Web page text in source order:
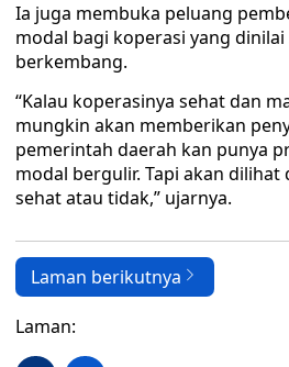
Ia juga membuka peluang
modal bagi koperasi yang
berkembang.
“Kalau koperasinya sehat dan
mungkin akan memberikan
pemerintah daerah kan punya
modal bergulir. Tapi akan dilihat
sehat atau tidak,” ujarnya.
Laman berikutnya
Laman: